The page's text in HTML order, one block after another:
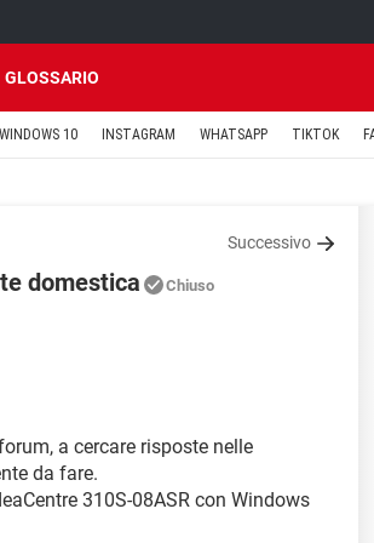
GLOSSARIO
WINDOWS 10 INSTAGRAM WHATSAPP TIKTOK
Successivo
domestica Chiuso
a cercare risposte nelle
da fare.
310S-08ASR con Windows